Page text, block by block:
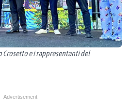
e i rappresentanti del